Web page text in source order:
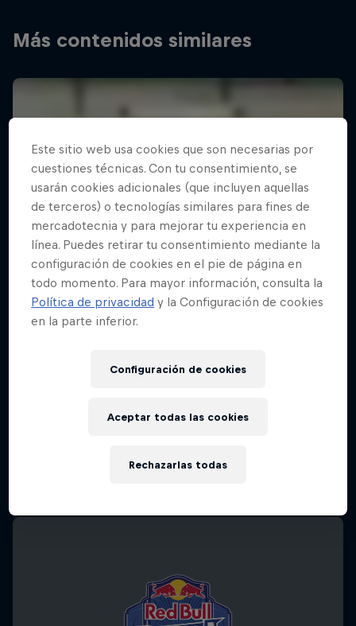
Más contenidos similares
Este sitio web usa cookies que son necesarias por
cuestiones técnicas. Con tu consentimiento, se
usarán cookies adicionales (que incluyen aquellas
de terceros) o tecnologías similares para fines de
mercadotecnia y para mejorar tu experiencia en
línea. Puedes retirar tu consentimiento mediante la
configuración de cookies en el pie de página en
todo momento. Para mayor información, consulta la
Política de privacidad y la Configuración de cookies
en la parte inferior.
Configuración de cookies
Rechazarlas todas
Aceptar todas las cookies